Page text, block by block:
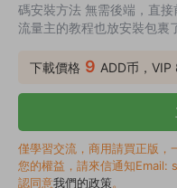
碼安裝方法 無需後端，直
流量主的教程也放安裝包裏
下載價格 9 ADD币，
僅學習交流，商用請買正版，
您的權益，請來信通知
認同意我們的政策。